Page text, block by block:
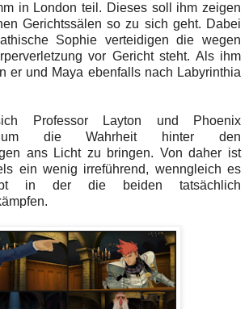
in London teil. Dieses soll ihm zeigen
Gerichtssälen so zu sich geht. Dabei
Sophie verteidigen die wegen
vor Gericht steht. Als ihm
er und Maya ebenfalls nach Labyrinthia
Professor Layton und Phoenix
um die Wahrheit hinter den
ans Licht zu bringen. Von daher ist
ein wenig irreführend, wenngleich es
in der die beiden tatsächlich